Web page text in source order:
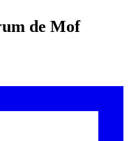
de Mof